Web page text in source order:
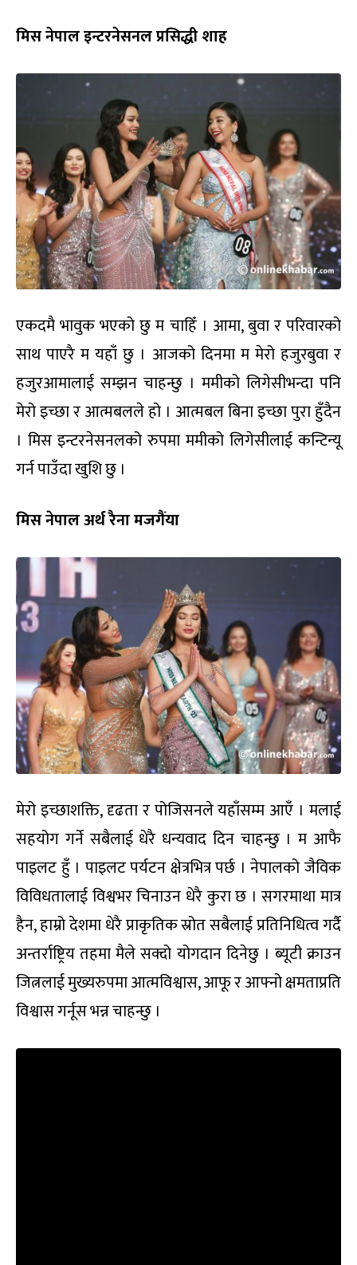
मिस नेपाल इन्टरनेसनल प्रसिद्धी शाह
एकदमै भावुक भएको छु म चाहिँ । आमा, बुवा र परिवारको
साथ पाएरै म यहाँ छु । आजको दिनमा म मेरो हजुरबुवा र
हजुरआमालाई सम्झन चाहन्छु । ममीको लिगेसीभन्दा पनि
मेरो इच्छा र आत्मबलले हो । आत्मबल बिना इच्छा पुरा हुँदैन
। मिस इन्टरनेसनलको रुपमा ममीको लिगेसीलाई कन्टिन्यू
गर्न पाउँदा खुशि छु ।
मिस नेपाल अर्थ रैना मजगैंया
मेरो इच्छाशक्ति, दृढता र पोजिसनले यहाँसम्म आएँ । मलाई
सहयोग गर्ने सबैलाई धेरै धन्यवाद दिन चाहन्छु । म आफै
पाइलट हुँ । पाइलट पर्यटन क्षेत्रभित्र पर्छ । नेपालको जैविक
विविधतालाई विश्वभर चिनाउन धेरै कुरा छ । सगरमाथा मात्र
हैन, हाम्रो देशमा धेरै प्राकृतिक स्रोत सबैलाई प्रतिनिधित्व गर्दै
अन्तर्राष्ट्रिय तहमा मैले सक्दो योगदान दिनेछु । ब्यूटी क्राउन
जित्नलाई मुख्यरुपमा आत्मविश्वास, आफू र आफ्नो क्षमताप्रति
विश्वास गर्नूस भन्न चाहन्छु ।